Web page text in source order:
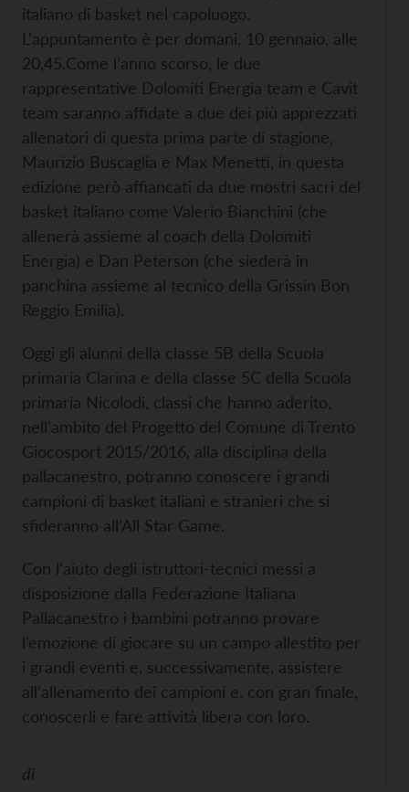
italiano di basket nel capoluogo.
L’appuntamento è per domani, 10 gennaio, alle
20,45.Come l’anno scorso, le due
rappresentative Dolomiti Energia team e Cavit
team saranno affidate a due dei più apprezzati
allenatori di questa prima parte di stagione,
Maurizio Buscaglia e Max Menetti, in questa
edizione però affiancati da due mostri sacri del
basket italiano come Valerio Bianchini (che
allenerà assieme al coach della Dolomiti
Energia) e Dan Peterson (che siederà in
panchina assieme al tecnico della Grissin Bon
Reggio Emilia).
Oggi gli alunni della classe 5B della Scuola
primaria Clarina e della classe 5C della Scuola
primaria Nicolodi, classi che hanno aderito,
nell’ambito del Progetto del Comune di Trento
Giocosport 2015/2016, alla disciplina della
pallacanestro, potranno conoscere i grandi
campioni di basket italiani e stranieri che si
sfideranno all’All Star Game.
Con l’aiuto degli istruttori-tecnici messi a
disposizione dalla Federazione Italiana
Pallacanestro i bambini potranno provare
l’emozione di giocare su un campo allestito per
i grandi eventi e, successivamente, assistere
all’allenamento dei campioni e, con gran finale,
conoscerli e fare attività libera con loro.
di